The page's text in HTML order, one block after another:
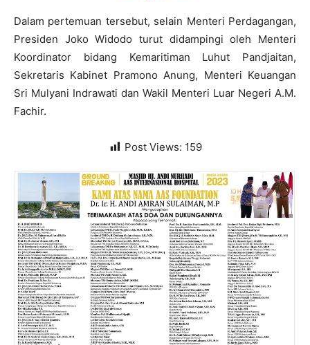
Dalam pertemuan tersebut, selain Menteri Perdagangan,
Presiden Joko Widodo turut didampingi oleh Menteri
Koordinator bidang Kemaritiman Luhut Pandjaitan,
Sekretaris Kabinet Pramono Anung, Menteri Keuangan
Sri Mulyani Indrawati dan Wakil Menteri Luar Negeri A.M.
Fachir.
Post Views: 159